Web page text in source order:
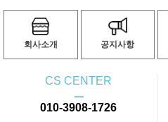
회사소개 공지사항
CS CENTER
ㅡ
010-3908-1726